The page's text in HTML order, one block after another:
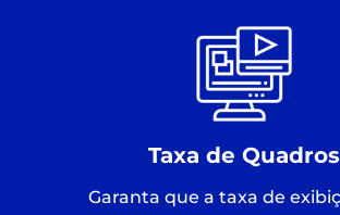
Taxa de Quadros
Garanta que a taxa de